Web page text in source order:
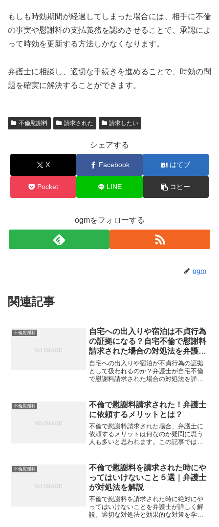
もしも時効期間が経過してしまった場合には、相手に不倫
の事実や慰謝料の支払義務を認めさせることで、承認によ
って時効を更新する方法しかなくなります。
弁護士に相談し、適切な手続きを進めることで、時効の問
題を確実に解決することができます。
不倫慰謝料 請求された 請求したい
シェアする
X Facebook はてブ
Pocket LINE コピー
ogmをフォローする
ogm
関連記事
不倫慰謝料
自宅への出入りや宿泊は不貞行為
の証拠になる？自宅不倫で慰謝料
請求された場合の対処法を弁護士
解説
自宅への出入りや宿泊が不貞行為の証拠
として扱われるのか？弁護士が自宅不倫
で慰謝料請求された場合の対処法を詳し
対応策を提供し、不倫問題をスムーズに
解決するための重要な情報をお届けしま
す。
不倫慰謝料
不倫で慰謝料請求された！弁護士
に依頼するメリットとは？
不倫で慰謝料請求された場合、弁護士に
依頼するメリットは何なのか疑問に思う
人も多いと思われます。この記事では、
倫をして慰謝料請求を受けている方に向
けて、弁護士を利用するべきか、弁護士
利用のメリットは何かなどの情報をまと
めているので、ぜひご覧ください。
不倫慰謝料
不倫で慰謝料を請求された時にや
ってはいけないこと５選｜弁護士
が対処法を解説
不倫で慰謝料を請求された時に絶対にや
ってはいけないことを弁護士が詳しく解
説。適切な対処法と効果的な対策を学